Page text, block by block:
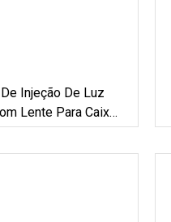
Injeção De Luz
Lente Para Caixa